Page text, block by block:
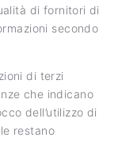
di fornitori di
secondo
di terzi
che indicano
dell’utilizzo di
restano